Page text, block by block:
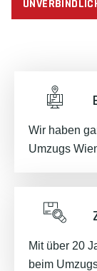
Wir haben
Umzugs
Mit über 20
beim